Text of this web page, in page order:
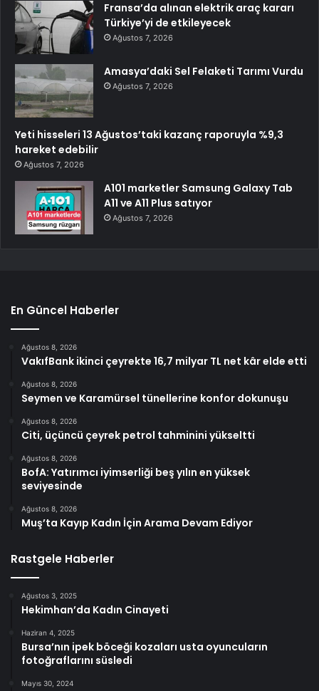
Fransa’da alınan elektrik araç kararı
Türkiye’yi de etkileyecek
Ağustos 7, 2026
Amasya’daki Sel Felaketi Tarımı Vurdu
Ağustos 7, 2026
Yeti hisseleri 13 Ağustos’taki kazanç raporuyla %9,3
hareket edebilir
Ağustos 7, 2026
A101 marketler Samsung Galaxy Tab
A11 ve A11 Plus satıyor
Ağustos 7, 2026
En Güncel Haberler
Ağustos 8, 2026
VakıfBank ikinci çeyrekte 16,7 milyar TL net kâr elde etti
Ağustos 8, 2026
Seymen ve Karamürsel tünellerine konfor dokunuşu
Ağustos 8, 2026
Citi, üçüncü çeyrek petrol tahminini yükseltti
Ağustos 8, 2026
BofA: Yatırımcı iyimserliği beş yılın en yüksek
seviyesinde
Ağustos 8, 2026
Muş’ta Kayıp Kadın İçin Arama Devam Ediyor
Rastgele Haberler
Ağustos 3, 2025
Hekimhan’da Kadın Cinayeti
Haziran 4, 2025
Bursa’nın ipek böceği kozaları usta oyuncuların
fotoğraflarını süsledi
Mayıs 30, 2024